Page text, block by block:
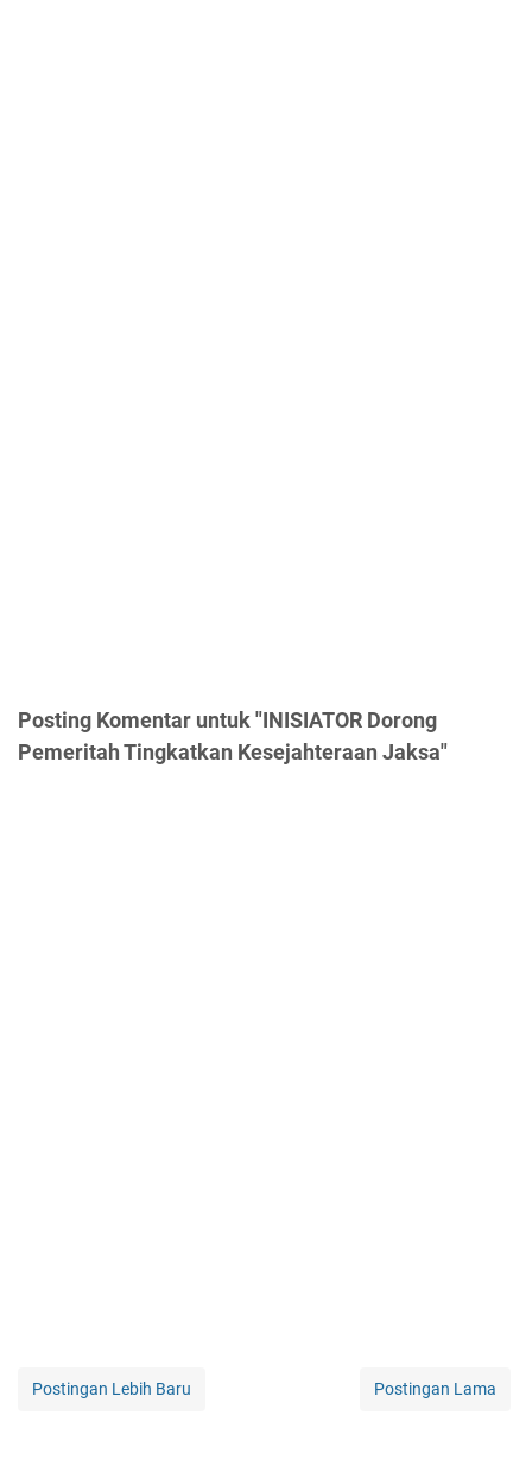
Posting Komentar untuk "INISIATOR Dorong
Pemeritah Tingkatkan Kesejahteraan Jaksa"
Postingan Lebih Baru Postingan Lama